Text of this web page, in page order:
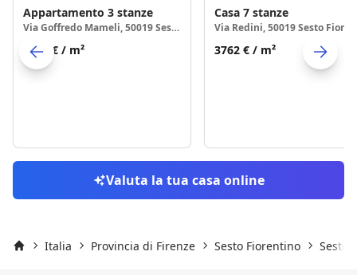
Appartamento 3 stanze
Via Goffredo Mameli, 50019 Sesto Fiorentino
3601 € / m²
Casa 7 stanze
3762 € / m²
Valuta la tua casa online
Italia Provincia di Firenze Sesto Fiorentino Sesto